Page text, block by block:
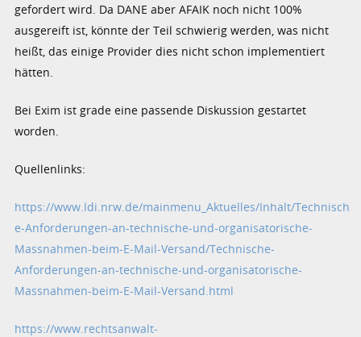
gefordert wird. Da DANE aber AFAIK noch nicht 100%
ausgereift ist, könnte der Teil schwierig werden, was nicht
heißt, das einige Provider dies nicht schon implementiert
hätten.
Bei Exim ist grade eine passende Diskussion gestartet
worden.
Quellenlinks:
https://www.ldi.nrw.de/mainmenu_Aktuelles/Inhalt/Technisch
e-Anforderungen-an-technische-und-organisatorische-
Massnahmen-beim-E-Mail-Versand/Technische-
Anforderungen-an-technische-und-organisatorische-
Massnahmen-beim-E-Mail-Versand.html
https://www.rechtsanwalt-